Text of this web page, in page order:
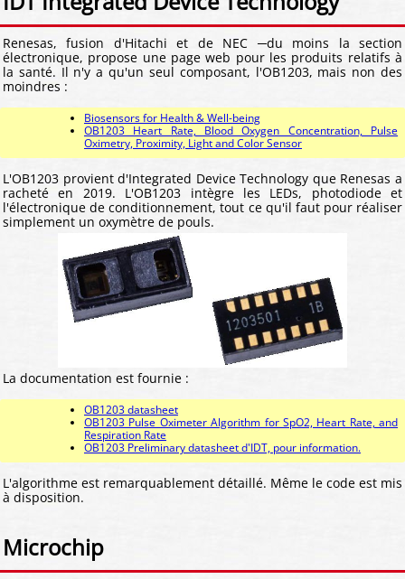
Renesas, fusion d'Hitachi et de NEC ─du moins la section
électronique, propose une page web pour les produits relatifs à
la santé. Il n'y a qu'un seul composant, l'OB1203, mais non des
moindres :
Biosensors for Health & Well-being
OB1203 Heart Rate, Blood Oxygen Concentration, Pulse
Oximetry, Proximity, Light and Color Sensor
L'OB1203 provient d'Integrated Device Technology que Renesas a
racheté en 2019. L'OB1203 intègre les LEDs, photodiode et
l'électronique de conditionnement, tout ce qu'il faut pour réaliser
simplement un oxymètre de pouls.
La documentation est fournie :
OB1203 datasheet
OB1203 Pulse Oximeter Algorithm for SpO2, Heart Rate, and
Respiration Rate
OB1203 Preliminary datasheet d'IDT, pour information.
L'algorithme est remarquablement détaillé. Même le code est mis
à disposition.
Microchip